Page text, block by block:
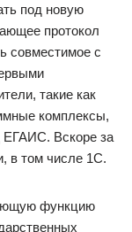
под новую
протокол
совместимое с
такие как
комплексы,
ЕГАИС. Вскоре за
в том числе 1С.
функцию